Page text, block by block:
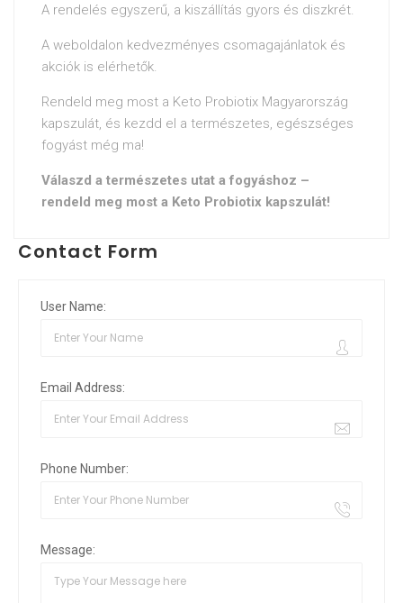
A rendelés egyszerű, a kiszállítás gyors és diszkrét.
A weboldalon kedvezményes csomagajánlatok és
akciók is elérhetők.
Rendeld meg most a Keto Probiotix Magyarország
kapszulát, és kezdd el a természetes, egészséges
fogyást még ma!
Válaszd a természetes utat a fogyáshoz –
rendeld meg most a Keto Probiotix kapszulát!
Contact Form
User Name:
Email Address:
Phone Number:
Message: